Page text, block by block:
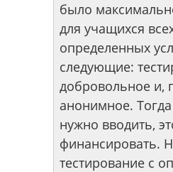
было
для учащихся
определенных
следующие:
добровольное и,
анонимное.
нужно вводить,
финансировать.
тестирование с